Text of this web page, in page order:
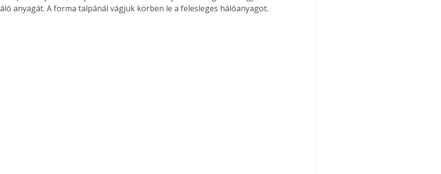
Együtt jobban megéri!
anyagát. A forma talpánál vágjuk körben le a felesleges hálóanyagot.